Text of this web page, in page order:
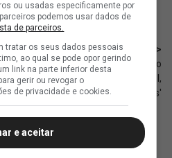
Próximo >
Edmundo: 'Os jogadores do
Vasco não sabem fazer gol,
nenhum deles'
ou usadas especificamente por
podemos usar dados de
de parceiros.
tratar os seus dados pessoais
ao qual se pode opor gerindo
link na parte inferior desta
gerir ou revogar o
de privacidade e cookies.
e aceitar